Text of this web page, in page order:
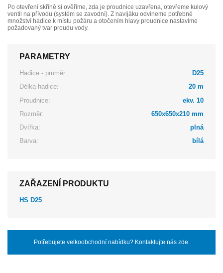
Po otevření skříně si ověříme, zda je proudnice uzavřena, otevřeme kulový
ventil na přívodu (systém se zavodní). Z navijáku odvineme potřebné
množství hadice k místu požáru a otočením hlavy proudnice nastavíme
požadovaný tvar proudu vody.
PARAMETRY
Hadice - průměr:
D25
Délka hadice:
20 m
Proudnice:
ekv. 10
Rozměr:
650x650x210 mm
Dvířka:
plná
Barva:
bílá
ZAŘAZENÍ PRODUKTU
HS D25
Potřebujete velkoobchodní nabídku? Kontaktujte nás zde.